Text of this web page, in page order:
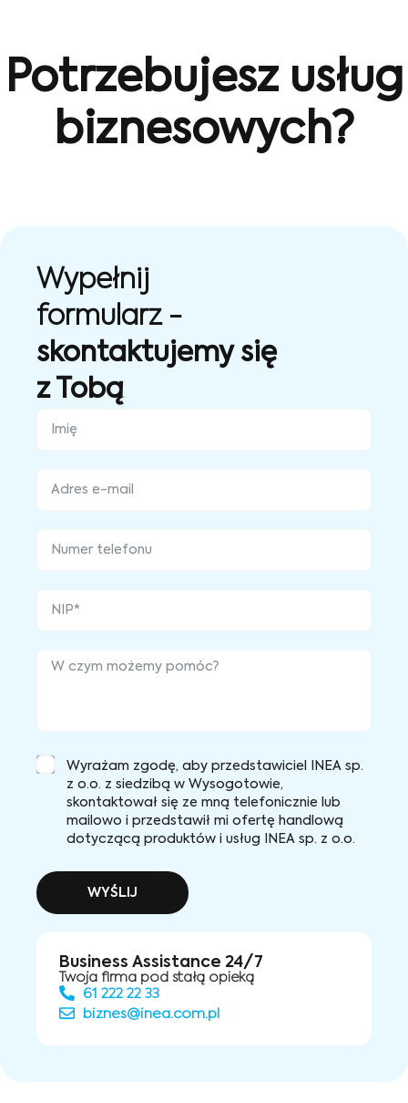
Potrzebujesz usług
biznesowych?
Wypełnij
formularz -
skontaktujemy się
z Tobą
Wyrażam zgodę, aby przedstawiciel INEA sp.
z o.o. z siedzibą w Wysogotowie,
skontaktował się ze mną telefonicznie lub
mailowo i przedstawił mi ofertę handlową
dotyczącą produktów i usług INEA sp. z o.o.
WYŚLIJ
Business Assistance 24/7
Twoja firma pod stałą opieką
61 222 22 33
biznes@inea.com.pl